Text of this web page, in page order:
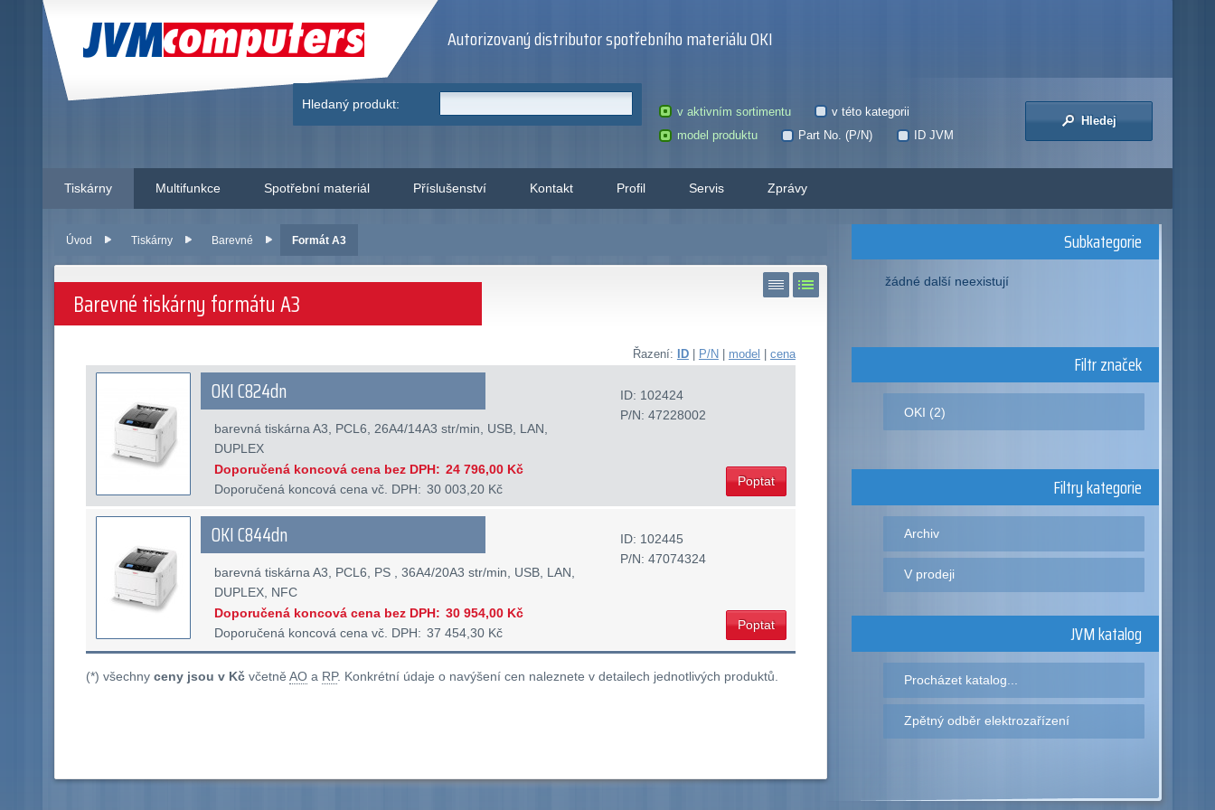
JVM Computers Autorizovaný distributor spotřebního materiálu OKI
Hledaný produkt:
v aktivním sortimentu
v této kategorii
model produktu
Part No. (P/N) ID JVM
Hledej
Tiskárny Multifunkce Spotřební materiál Příslušenství Kontakt Profil Servis Zprávy
Úvod Tiskárny Barevné Formát A3
Barevné tiskárny formátu A3
Řazení: ID| P/N| model | cena
OKI C824dn
barevná tiskárna A3, PCL6, 26A4/14A3 str/min, USB, LAN,
DUPLEX
Doporučená koncová cena bez DPH: 24 796,00 Kč
Doporučená koncová cena vč. DPH: 30 003,20 Kč
ID: 102424
P/N: 47228002
Poptat
OKI C844dn
barevná tiskárna A3, PCL6, PS , 36A4/20A3 str/min, USB, LAN,
DUPLEX, NFC
Doporučená koncová cena bez DPH: 30 954,00 Kč
Doporučená koncová cena vč. DPH: 37 454,30 Kč
ID: 102445
P/N: 47074324
Poptat
(*) všechny ceny jsou v Kčvčetně AOa RP. Konkrétní údaje o navýšení cen naleznete v detailech jednotlivých produktů.
Subkategorie
žádné další neexistují
Filtr značek
OKI (2)
Filtry kategorie
Archiv
V prodeji
JVM katalog
Procházet katalog...
Zpětný odběr elektrozařízení